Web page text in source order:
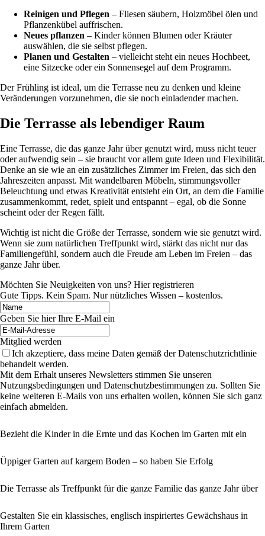
Reinigen und Pflegen – Fliesen säubern, Holzmöbel ölen und
Pflanzenkübel auffrischen.
Neues pflanzen – Kinder können Blumen oder Kräuter
auswählen, die sie selbst pflegen.
Planen und Gestalten – vielleicht steht ein neues Hochbeet,
eine Sitzecke oder ein Sonnensegel auf dem Programm.
Der Frühling ist ideal, um die Terrasse neu zu denken und kleine
Veränderungen vorzunehmen, die sie noch einladender machen.
Die Terrasse als lebendiger Raum
Eine Terrasse, die das ganze Jahr über genutzt wird, muss nicht teuer
oder aufwendig sein – sie braucht vor allem gute Ideen und Flexibilität.
Denke an sie wie an ein zusätzliches Zimmer im Freien, das sich den
Jahreszeiten anpasst. Mit wandelbaren Möbeln, stimmungsvoller
Beleuchtung und etwas Kreativität entsteht ein Ort, an dem die Familie
zusammenkommt, redet, spielt und entspannt – egal, ob die Sonne
scheint oder der Regen fällt.
Wichtig ist nicht die Größe der Terrasse, sondern wie sie genutzt wird.
Wenn sie zum natürlichen Treffpunkt wird, stärkt das nicht nur das
Familiengefühl, sondern auch die Freude am Leben im Freien – das
ganze Jahr über.
Möchten Sie Neuigkeiten von uns? Hier registrieren
Gute Tipps. Kein Spam. Nur nützliches Wissen – kostenlos.
Geben Sie hier Ihre E-Mail ein
Mitglied werden
Ich akzeptiere, dass meine Daten gemäß der Datenschutzrichtlinie
behandelt werden.
Mit dem Erhalt unseres Newsletters stimmen Sie unseren
Nutzungsbedingungen und Datenschutzbestimmungen zu. Sollten Sie
keine weiteren E-Mails von uns erhalten wollen, können Sie sich ganz
einfach abmelden.
Bezieht die Kinder in die Ernte und das Kochen im Garten mit ein
Üppiger Garten auf kargem Boden – so haben Sie Erfolg
Die Terrasse als Treffpunkt für die ganze Familie das ganze Jahr über
Gestalten Sie ein klassisches, englisch inspiriertes Gewächshaus in
Ihrem Garten